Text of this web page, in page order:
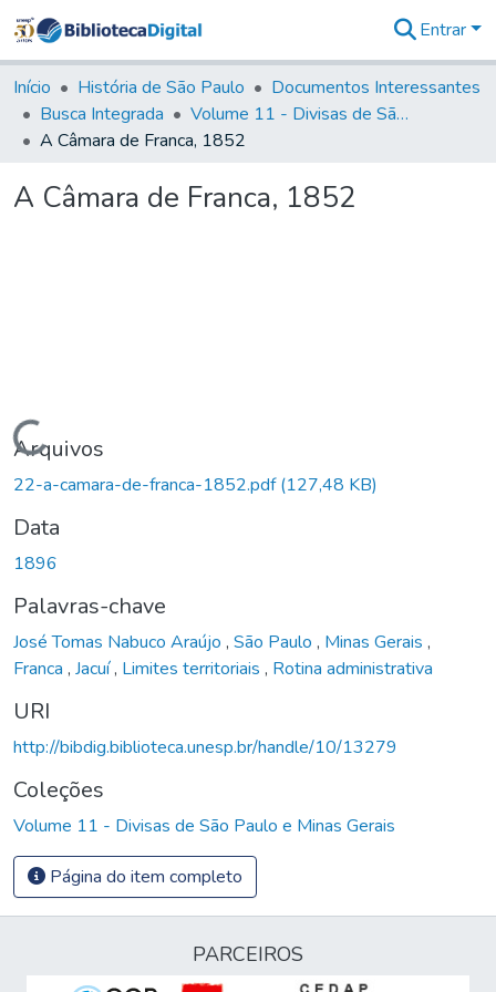
&
Coleções
Tudo na
Biblioteca
Estatísticas
Entrar
Início História de São Paulo
Documentos Interessantes
Busca Integrada
Volume 11 - Divisas de São Paulo e Minas Gerais
A Câmara de Franca, 1852
A Câmara de Franca, 1852
Carregando...
Arquivos
22-a-camara-de-franca-1852.pdf(127,48 KB)
Data
1896
Palavras-chave
José Tomas Nabuco Araújo , São Paulo , Minas Gerais ,
Franca , Jacuí, Limites territoriais , Rotina administrativa
URI
http://bibdig.biblioteca.unesp.br/handle/10/13279
Coleções
Volume 11 - Divisas de São Paulo e Minas Gerais
Página do item completo
PARCEIROS